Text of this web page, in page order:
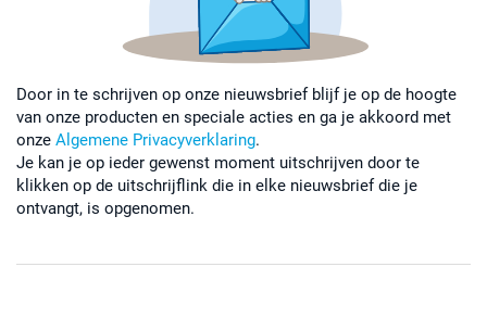
Door in te schrijven op onze nieuwsbrief blijf je op de hoogte
van onze producten en speciale acties en ga je akkoord met
onze Algemene Privacyverklaring.
Je kan je op ieder gewenst moment uitschrijven door te
klikken op de uitschrijflink die in elke nieuwsbrief die je
ontvangt, is opgenomen.